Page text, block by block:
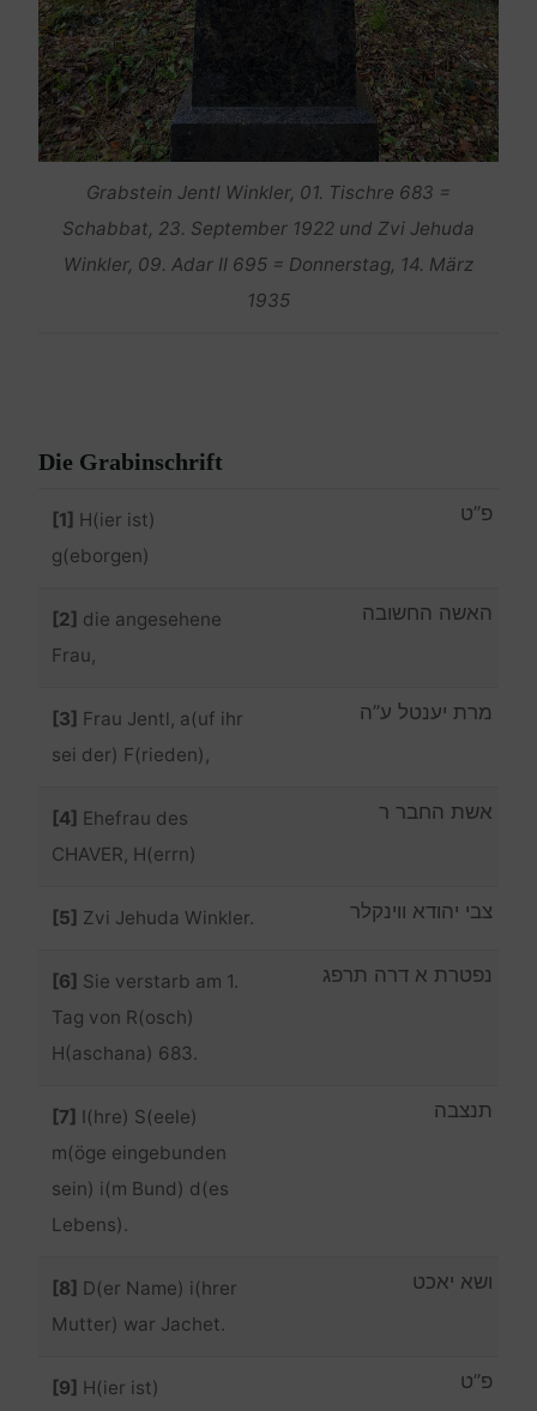
Grabstein Jentl Winkler, 01. Tischre 683 =
Schabbat, 23. September 1922 und Zvi Jehuda
Winkler, 09. Adar II 695 = Donnerstag, 14. März
1935
Die Grabinschrift
[1] H(ier ist)
g(eborgen)
פ”ט
[2] die angesehene
Frau,
האשה החשובה
[3] Frau Jentl, a(uf ihr
sei der) F(rieden),
מרת יענטל ע”ה
[4] Ehefrau des
CHAVER, H(errn)
אשת החבר ר
[5] Zvi Jehuda Winkler. צבי יהודא ווינקלר
[6] Sie verstarb am 1.
Tag von R(osch)
H(aschana) 683.
נפטרת א דרה תרפג
[7] I(hre) S(eele)
m(öge eingebunden
sein) i(m Bund) d(es
Lebens).
תנצבה
[8] D(er Name) i(hrer
Mutter) war Jachet.
ושא יאכט
[9] H(ier ist) פ”ט